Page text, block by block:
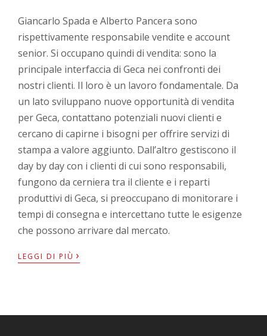
Giancarlo Spada e Alberto Pancera sono
rispettivamente responsabile vendite e account
senior. Si occupano quindi di vendita: sono la
principale interfaccia di Geca nei confronti dei
nostri clienti. Il loro è un lavoro fondamentale. Da
un lato sviluppano nuove opportunità di vendita
per Geca, contattano potenziali nuovi clienti e
cercano di capirne i bisogni per offrire servizi di
stampa a valore aggiunto. Dall’altro gestiscono il
day by day con i clienti di cui sono responsabili,
fungono da cerniera tra il cliente e i reparti
produttivi di Geca, si preoccupano di monitorare i
tempi di consegna e intercettano tutte le esigenze
che possono arrivare dal mercato.
LEGGI DI PIÙ ›